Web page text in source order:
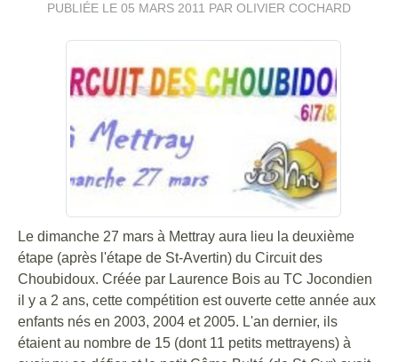
PUBLIÉE LE 05 MARS 2011 PAR OLIVIER COCHARD
Le dimanche 27 mars à Mettray aura lieu la deuxième
étape (après l'étape de St-Avertin) du Circuit des
Choubidoux. Créée par Laurence Bois au TC Jocondien
il y a 2 ans, cette compétition est ouverte cette année aux
enfants nés en 2003, 2004 et 2005. L'an dernier, ils
étaient au nombre de 15 (dont 11 petits mettrayens) à